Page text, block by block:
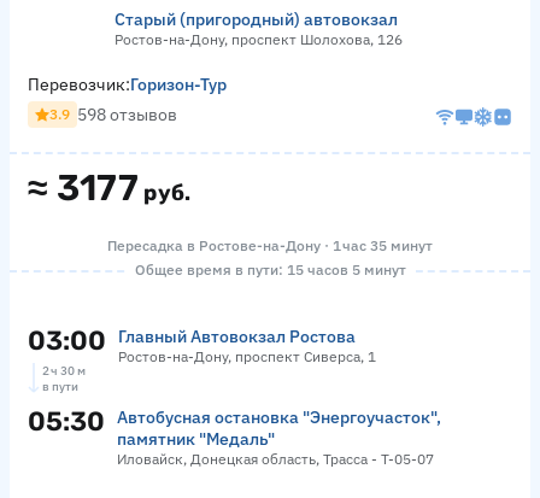
Старый (пригородный) автовокзал
Ростов-на-Дону, проспект Шолохова, 126
≈ 3177 руб.
Перевозчик:Горизон-Тур
3.9 598 отзывов
Пересадка в Ростове-на-Дону · 1 час 35 минут
Общее время в пути: 15 часов 5 минут
03:00 Главный Автовокзал Ростова
Ростов-на-Дону, проспект Сиверса, 1
2 ч 30 м
в пути
05:30
Автобусная остановка "Энергоучасток",
памятник "Медаль"
Иловайск, Донецкая область, Трасса - Т-05-07